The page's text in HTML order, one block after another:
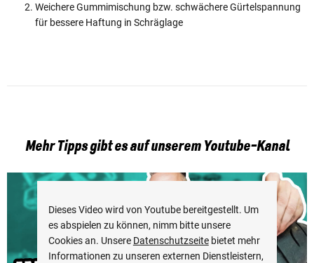
Weichere Gummimischung bzw. schwächere Gürtelspannung
für bessere Haftung in Schräglage
Mehr Tipps gibt es auf unserem Youtube-Kanal
Dieses Video wird von Youtube bereitgestellt. Um
es abspielen zu können, nimm bitte unsere
Cookies an. Unsere Datenschutzseitebietet mehr
Informationen zu unseren externen Dienstleistern,